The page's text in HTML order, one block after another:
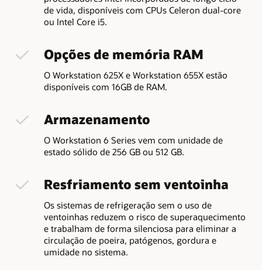
de vida, disponíveis com CPUs Celeron dual-core
ou Intel Core i5.
Opções de memória RAM
O Workstation 625X e Workstation 655X estão
disponíveis com 16GB de RAM.
Armazenamento
O Workstation 6 Series vem com unidade de
estado sólido de 256 GB ou 512 GB.
Resfriamento sem ventoinha
Os sistemas de refrigeração sem o uso de
ventoinhas reduzem o risco de superaquecimento
e trabalham de forma silenciosa para eliminar a
circulação de poeira, patógenos, gordura e
umidade no sistema.